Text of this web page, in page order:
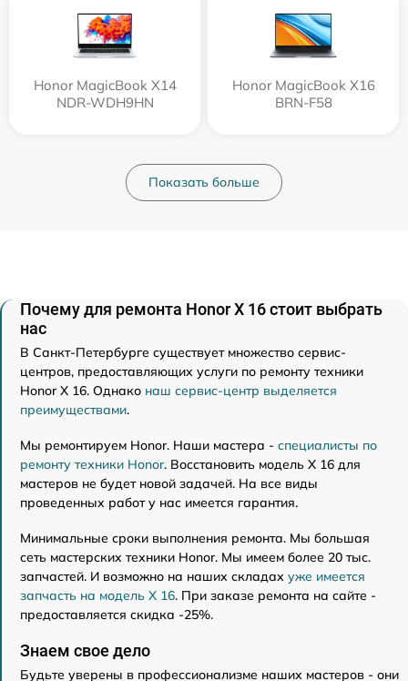
Honor MagicBook X14
NDR-WDH9HN
Honor MagicBook X16
BRN-F58
Показать больше
Почему для ремонта Honor X 16 стоит выбрать
нас
В Санкт-Петербурге существует множество сервис-
центров, предоставляющих услуги по ремонту техники
Honor X 16. Однако наш сервис-центр выделяется
преимуществами.
Мы ремонтируем Honor. Наши мастера - специалисты по
ремонту техники Honor. Восстановить модель X 16 для
мастеров не будет новой задачей. На все виды
проведенных работ у нас имеется гарантия.
Минимальные сроки выполнения ремонта. Мы большая
сеть мастерских техники Honor. Мы имеем более 20 тыс.
запчастей. И возможно на наших складах уже имеется
запчасть на модель X 16. При заказе ремонта на сайте -
предоставляется скидка -25%.
Знаем свое дело
Будьте уверены в профессионализме наших мастеров - они